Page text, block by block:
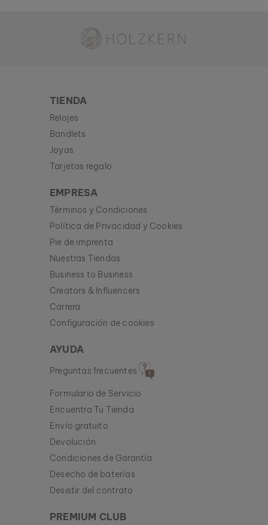
TIENDA
Relojes
Bandlets
Joyas
Tarjetas regalo
EMPRESA
Términos y Condiciones
Política de Privacidad y Cookies
Pie de imprenta
Nuestras Tiendas
Business to Business
Creators & Influencers
Carrera
Configuración de cookies
AYUDA
Preguntas frecuentes
Formulario de Servicio
Encuentra Tu Tienda
Envío gratuito
Devolución
Condiciones de Garantía
Desecho de baterías
Desistir del contrato
PREMIUM CLUB